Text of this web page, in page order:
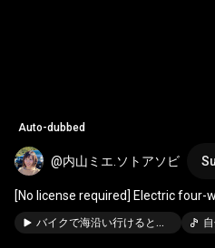
Auto-dubbed
@内山ミエ.ソトアソビ
[No license required] Electric four-
roof that you can ride even in the
バイクで海沿い行けるとこまで行ってみた！【新潟日本海ぶらり旅】極上ラーメンが食べたい！